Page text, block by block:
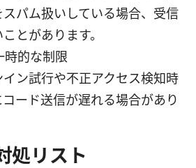
スパム扱いしている場合、受信
とがあります。
時的な制限
ン試行や不正アクセス検知時
ード送信が遅れる場合があり
処リスト